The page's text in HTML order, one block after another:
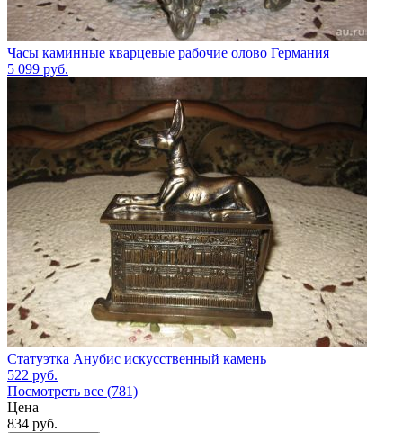
Часы каминные кварцевые рабочие олово Германия
5 099 руб.
Статуэтка Анубис искусственный камень
522 руб.
Посмотреть все (781)
Цена
834 руб.